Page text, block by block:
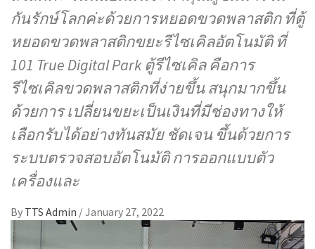
กันรักษ์โลกค่ะด้วยการหยอดขวดพลาสติก ที่ตู้
หยอดขวดพลาสติกขยะรีไซเคิลอัตโนมัติ ที่
101 True Digital Park ตู้รีไซเคิล คือการ
รีไซเคิลขวดพลาสติกที่ง่ายขึ้น สนุกมากขึ้น
ด้วยการ เปลี่ยนขยะเป็นเงินที่มีช่องทางให้
เลือกรับได้อย่างทันสมัย ชัดเจน ขึ้นด้วยการ
ระบบตรวจสอบอัตโนมัติ การออกแบบตัว
เครื่องและ
By TTS Admin /January 27, 2022